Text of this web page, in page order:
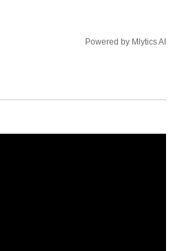
Powered by Mlytics AI